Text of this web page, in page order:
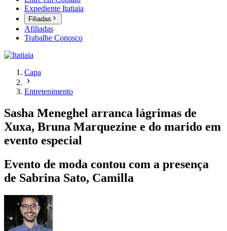
Expediente Itatiaia
Filiadas
Afiliadas
Trabalhe Conosco
Capa
Entretenimento
Sasha Meneghel arranca lágrimas de
Xuxa, Bruna Marquezine e do marido em
evento especial
Evento de moda contou com a presença
de Sabrina Sato, Camilla